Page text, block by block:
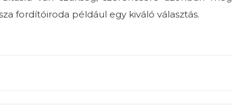
fordítóiroda például egy kiváló választás.